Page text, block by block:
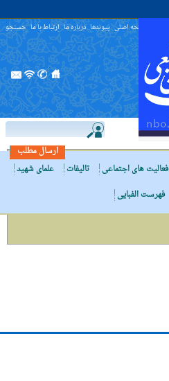
صفحه اصلی پیوندها درباره ما ارتباط با ما جستجو
ارسال مطلب
فعالیت های اجتماعی تالیفات
علمای شهید
فهرست الفبایی